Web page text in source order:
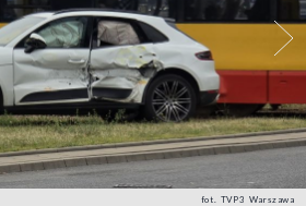
fot. TVP3 Warszawa